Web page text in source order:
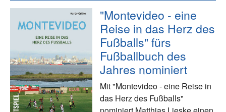
"Montevideo - eine
Reise in das Herz des
Fußballs" fürs
Fußballbuch des
Jahres nominiert
Mit "Montevideo - eine Reise in
das Herz des Fußballs"